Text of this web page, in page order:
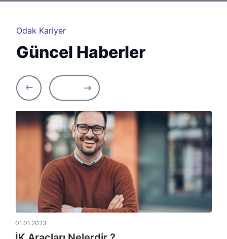
Odak Kariyer
Güncel Haberler
01.01.2023